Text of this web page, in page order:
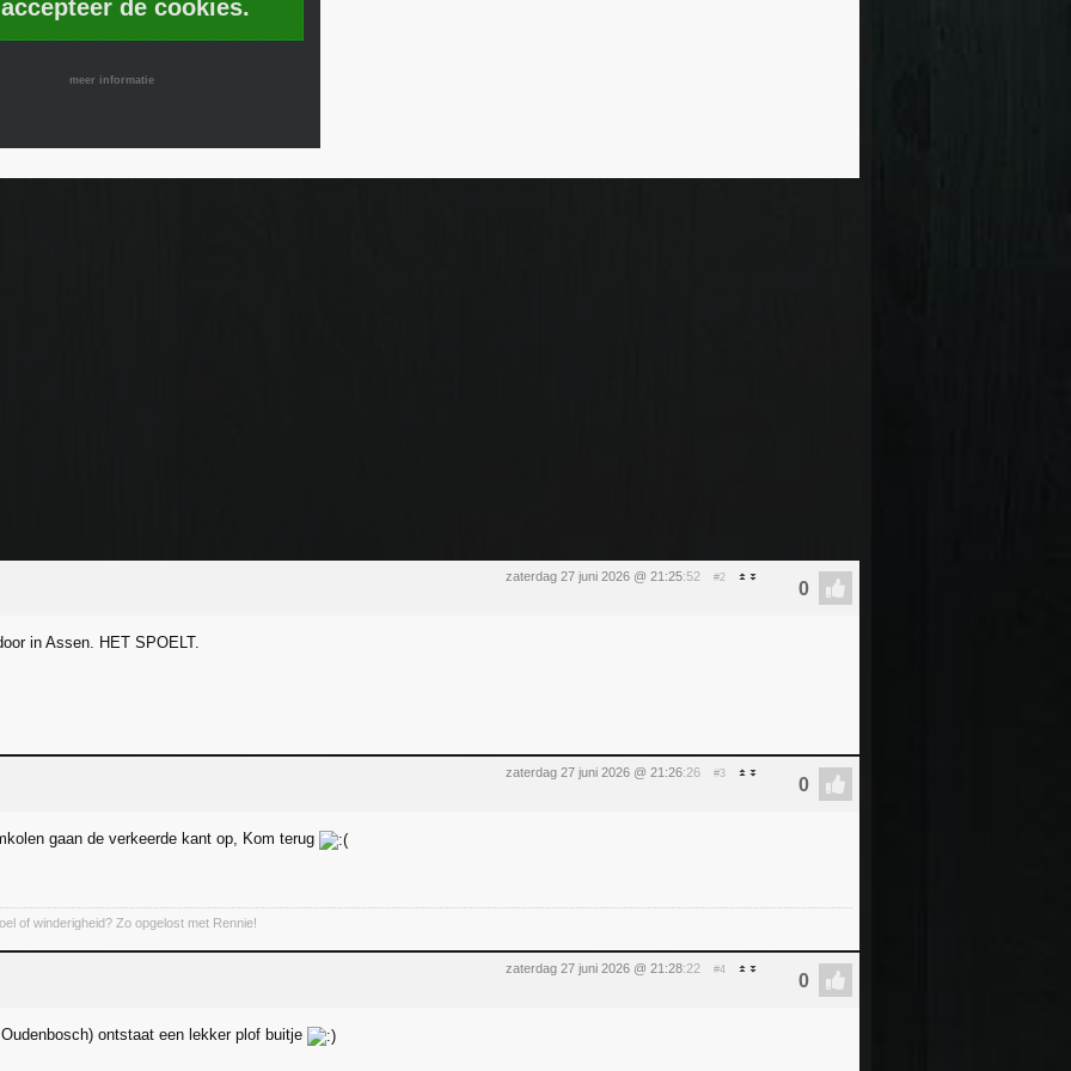
de cookies.
meer informatie
zaterdag 27 juni 2026 @ 21:25:52 #2
in Assen. HET SPOELT.
zaterdag 27 juni 2026 @ 21:26:26 #3
gaan de verkeerde kant op, Kom terug
of winderigheid? Zo opgelost met Rennie!
zaterdag 27 juni 2026 @ 21:28:22 #4
ontstaat een lekker plof buitje